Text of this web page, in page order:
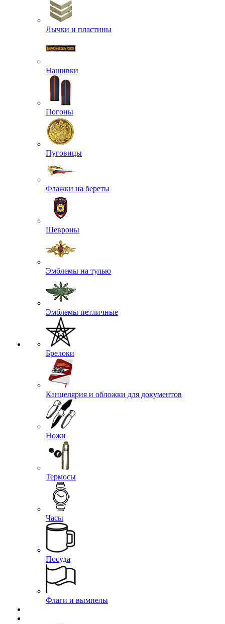
Лычки и пластины
Нашивки
Погоны
Пуговицы
Флажки на береты
Шевроны
Эмблемы на тулью
Эмблемы петличные
Брелоки
Канцелярия и обложки для документов
Ножи
Термосы
Часы
Посуда
Флаги и вымпелы